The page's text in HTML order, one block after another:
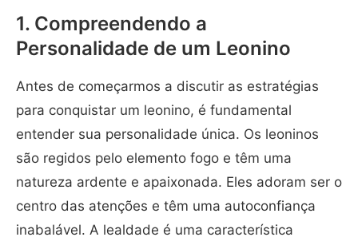
1. Compreendendo a
Personalidade de um Leonino
Antes de começarmos a discutir as estratégias
para conquistar um leonino, é fundamental
entender sua personalidade única. Os leoninos
são regidos pelo elemento fogo e têm uma
natureza ardente e apaixonada. Eles adoram ser o
centro das atenções e têm uma autoconfiança
inabalável. A lealdade é uma característica